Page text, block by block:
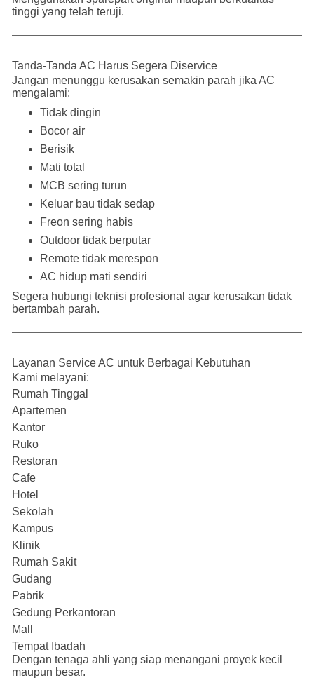
tinggi yang telah teruji.
Tanda-Tanda AC Harus Segera Diservice
Jangan menunggu kerusakan semakin parah jika AC
mengalami:
Tidak dingin
Bocor air
Berisik
Mati total
MCB sering turun
Keluar bau tidak sedap
Freon sering habis
Outdoor tidak berputar
Remote tidak merespon
AC hidup mati sendiri
Segera hubungi teknisi profesional agar kerusakan tidak
bertambah parah.
Layanan Service AC untuk Berbagai Kebutuhan
Kami melayani:
Rumah Tinggal
Apartemen
Kantor
Ruko
Restoran
Cafe
Hotel
Sekolah
Kampus
Klinik
Rumah Sakit
Gudang
Pabrik
Gedung Perkantoran
Mall
Tempat Ibadah
Dengan tenaga ahli yang siap menangani proyek kecil
maupun besar.